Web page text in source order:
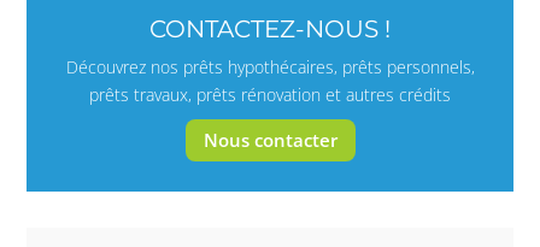
CONTACTEZ-NOUS !
Découvrez nos prêts hypothécaires, prêts personnels,
prêts travaux, prêts rénovation et autres crédits
Nous contacter